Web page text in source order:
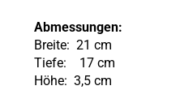
Abmessungen:
Breite: 21 cm
Tiefe: 17 cm
Höhe: 3,5 cm